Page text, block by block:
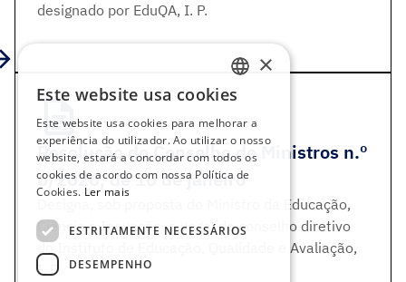
designado por EduQA, I. P.
Resolução do Conselho de Ministros n.º
6/2026, de 16 de janeiro
Designa, sob proposta do Ministro da Educação,
Ciência e Inovação, o vogal do conselho diretivo
do Instituto de Educação, Qualidade e Avaliação,
I. P
PORTUGUESE
ENGLISH
×
Este website usa cookies
Este website usa cookies para melhorar a
experiência do utilizador. Ao utilizar o nosso
website, estará a concordar com todos os
cookies de acordo com nossa Política de
Cookies. Ler mais
ESTRITAMENTE NECESSÁRIOS
DESEMPENHO